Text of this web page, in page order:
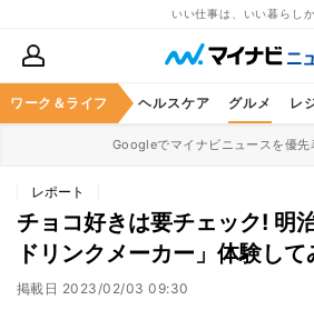
いい仕事は、いい暮らし
ワーク＆ライフ
マネー 暮らし ヘルスケア グルメ レ
Googleでマイナビニュースを優先
レポート
チョコ好きは要チェック! 明
ドリンクメーカー」体験して
掲載日 2023/02/03 09:30